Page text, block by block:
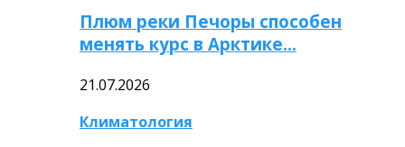
Плюм реки Печоры способен
менять курс в Арктике…
21.07.2026
Климатология